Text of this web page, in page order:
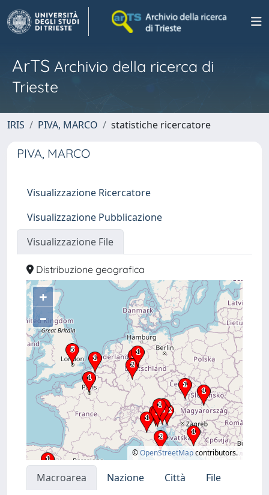
ArTS Archivio della ricerca di
Trieste
IRIS PIVA, MARCO statistiche ricercatore
PIVA, MARCO
Visualizzazione Ricercatore
Visualizzazione Pubblicazione
Visualizzazione File
Distribuzione geografica
+
–
©OpenStreetMapcontributors.
Macroarea Nazione Città
File